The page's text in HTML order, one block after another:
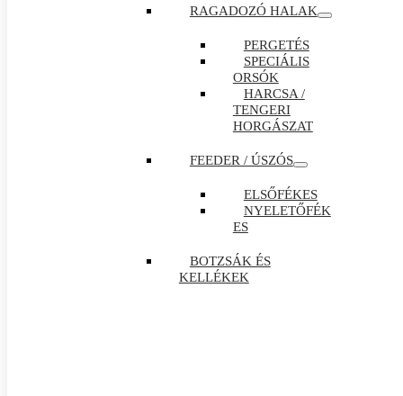
RAGADOZÓ HALAK
PERGETÉS
SPECIÁLIS
ORSÓK
HARCSA /
TENGERI
HORGÁSZAT
FEEDER / ÚSZÓS
ELSŐFÉKES
NYELETŐFÉK
ES
BOTZSÁK ÉS
KELLÉKEK